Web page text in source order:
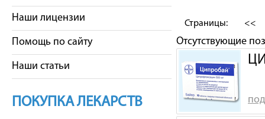
Наши лицензии
Помощь по сайту
Наши статьи
ПОКУПКА ЛЕКАРСТВ
Страницы: <<
Отсутствующие